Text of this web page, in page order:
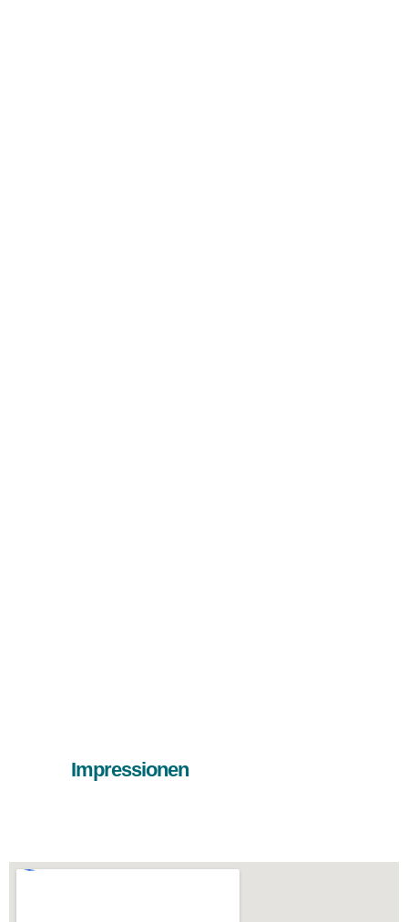
Impressionen